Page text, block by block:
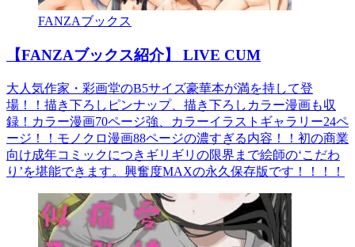
FANZAブックス
【FANZAブックス紹介】 LIVE CUM
大人気作家・彩画堂のB5サイズ豪華本が満を持して登
場！！描き下ろしピンナップ、描き下ろしカラー漫画も収
録！カラー漫画70ページ強、カラーイラストギャラリー24ペ
ージ！！モノクロ漫画88ページの濃すぎる内容！！初の商業
向け成年コミックにつきギリギリの限界まで絵師の‘こだわ
り’を堪能できます。興奮度MAXの永久保存版です！！！！